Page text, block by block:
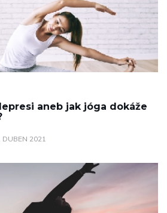
aneb jak jóga dokáže
DUBEN 2021